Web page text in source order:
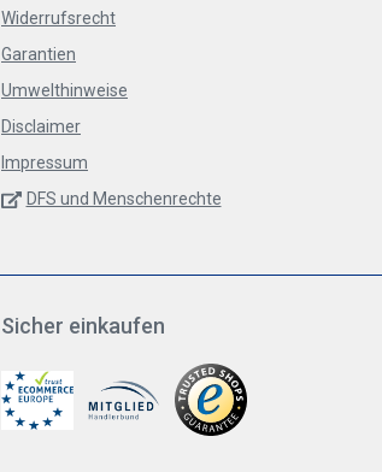
Widerrufsrecht
Garantien
Umwelthinweise
Disclaimer
Impressum
DFS und Menschenrechte
Sicher einkaufen